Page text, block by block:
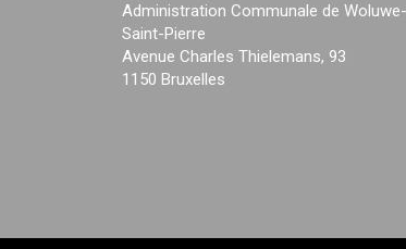
Administration Communale de Woluwe-
Saint-Pierre
Avenue Charles Thielemans, 93
1150 Bruxelles